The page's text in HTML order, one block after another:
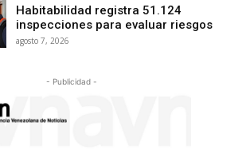
Habitabilidad registra 51.124
inspecciones para evaluar riesgos
agosto 7, 2026
- Publicidad -